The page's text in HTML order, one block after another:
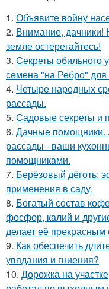
1. Объявите войну
2. Внимание,
земле остерегайтесь!
3. Секреты обильного
семена "на Ребро"
4. Четыре народных
рассады.
5. Садовые секреты и
6. Дачные помощники.
рассады - ваши
помощниками.
7. Берёзовый дёготь:
применения в саду.
8. Богатый состав
фосфор, калий и
делает её
9. Как обеспечить
увядания и гниения?
10. Дорожка на